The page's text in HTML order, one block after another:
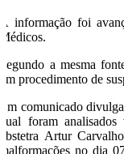
A informação foi
Médicos.
Segundo a mesma
um procedimento de
Em comunicado
qual foram analisados
obstetra Artur
malformações no dia